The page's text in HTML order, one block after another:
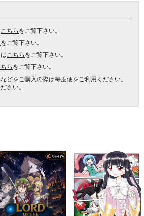
こちらをご覧下さい。
をご覧下さい。
こちらをご覧下さい。
らをご覧下さい。
どをご購入の際は毎度便をご利用ください。
さい。